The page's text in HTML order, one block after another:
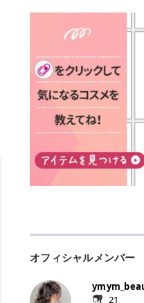
アとしても活用
ッドの選び方 トナーパッド
成分やパ
異なりま
仕上がり
日のスキン
ります。 肌悩みに合わせて選ぶ パ
ッドの素材で選ぶ トナ
い方 洗顔後すぐの清潔な肌に使用し
ます。 STEP1 エンボス面（凹凸
面）で顔
す。 特に
古い角質が
じませましょう。
裏返し、
しく押さ
キンケア
パックとし
こからは、
毛穴ケアな
するまでの
大きな違
療脱毛は
皮膚科な
レーザーを
ローチする
そのため、
（※）を目
（※永久脱
えてこない
メリカの
たって毛
状態が維
のがメリ
ます。 なお、医療脱毛は保険がきか
ない自由
います。だ
すい ラシ
RO ジェン
> ※医療脱毛は自由診療です。治療
には赤み、
時的な硬毛
す。 目次▼ 1. エミナルクリニック
の魅力とは
最短6か月
る！ ・全
業！ ・痛
導入と肌
クリニック
ナルクリ
・追加費
リニックの
で割引 ・
人と一緒に
ような血
ピンク。
く、自然に
です。 自然な血色感をプラスしてく
れるので、
性抜群。
印象に仕上がり
｜気品をまと
ある青み
な印象を
ひと塗りで
リップを
クールで
ニュート
落ち着いた
いめメイク
もマッチします。 ラズ
ーグロスが
フティン
プティンググロス
方のクチコミ > 5 > プルプル >
塗るPDRNグロス > >
ルフィットグロス >
ツヤだけど
て使いやす
効果で少
好き嫌い
チップは片
ケモケになって
【日本限
も上品で
いるので華
> > スキンケア成分が配合されてい
て保湿もし
も、＠
入を“ちょ
が、トラ
は、トラ
方法、美
由を詳しくご紹
リワードとは？ 「トラミ
ド」は、東
る株式会社
心・安全
す。 トラミーリワードは、トラミー
会員向け
対象ショッ
ことでポ
たポイン
ットマネ
イ活初心
段よく使っ
けでポイン
力です✨ 例えば、、、 ・メガ割の
オフィシャルメンバー
21